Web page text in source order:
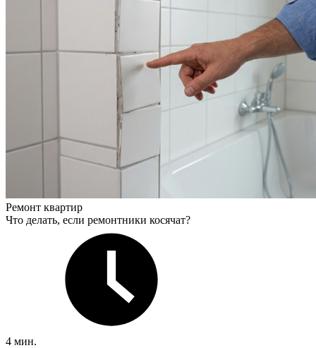
Ремонт квартир
Что делать, если ремонтники косячат?
4 мин.